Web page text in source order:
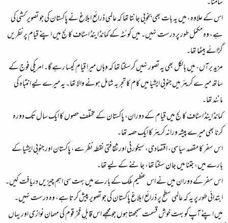
اس کے علاوہ، میں یہ بات بھی بخوبی جانتا تھا کہ عالمی ذرائع ابلاغ نے پاکستان کی جو تصویر کشی کی
ہے، وہ مکمل طور پر درست نہیں۔ میں کوئٹہ کے کمانڈ اینڈ اسٹاف کالج میں اپنے قیام پر نظریں
گڑائے بیٹھا تھا۔​
مزیدِ برآں، میں بالکل بھی یہ تصور نہیں کرسکتا تھا کہ وہاں میرا قیام کیسا رہے گا۔ امریکی فوج کے
ساتھ میرے کریئر میں جنوبی ایشیا میں کام کا تجربہ شامل ہونے والا تھا۔ یہ میرے لیے انتباہ کی
مانند تھا۔​
کمانڈ اینڈ اسٹاف کالج میں قیام کے دوران، پاکستان کے مختلف حصوں کا ایک سال تک دورہ
کرنا بھی میرے پیشہ ورانہ کریئر کا ایک حصہ تھا۔​
اس سفر کا مقصد سیاسی، اقتصادی، سیکورٹی اور ثقافتی نقطہ نظر سے، پاکستان اور جنوبی ایشیا کے
بارے میں، جتنا میں جان سکتا تھا، جاننے کے لیے تھا۔​
اس سفر کے دوران میں نے اس عظیم ملک کے بارے میں بہت سی اہم چیزیں دریافت کیں۔
ابتدائی طور پر یہ کہ عالمی سطح پر ذرائع ابلاغ پاکستان کی جو تصویر پیش کرتا ہے، وہ درست نہیں۔​
میں اپنے آپ کو بہت خوش قسمت سمجھتا ہوں جو مجھے اس قابلِ فخر قوم کی مہمان نوازی اور یہاں